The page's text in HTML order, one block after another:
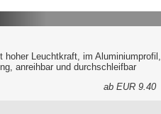
hoher Leuchtkraft, im Aluminiumprofil,
anreihbar und durchschleifbar
ab EUR 9.40